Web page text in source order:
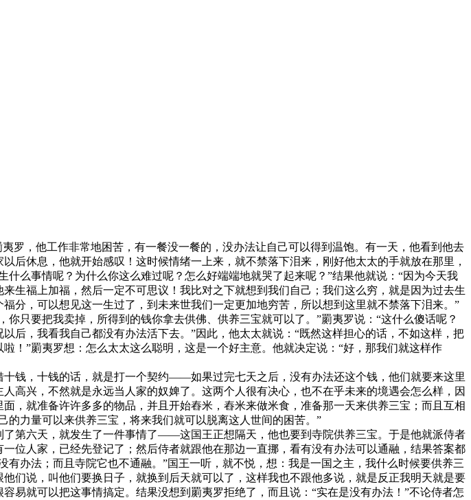
，他工作非常地困苦，有一餐没一餐的，没办法让自己可以得到温饱。有一天，他看到他去
休息，他就开始感叹！这时候情绪一上来，就不禁落下泪来，刚好他太太的手就放在那里，
么事情呢？为什么你这么难过呢？怎么好端端地就哭了起来呢？”结果他就说：“因为今天我
生福上加福，然后一定不可思议！我比对之下就想到我们自己；我们这么穷，就是因为过去生
分，可以想见这一生过了，到未来世我们一定更加地穷苦，所以想到这里就不禁落下泪来。”
要把我卖掉，所得到的钱你拿去供佛、供养三宝就可以了。”罽夷罗说：“这什么傻话呢？
后，我看我自己都没有办法活下去。”因此，他太太就说：“既然这样担心的话，不如这样，把
！”罽夷罗想：怎么太太这么聪明，这是一个好主意。他就决定说：“好，那我们就这样作
，十钱的话，就是打一个契约——如果过完七天之后，没有办法还这个钱，他们就要来这里
高兴，不然就是永远当人家的奴婢了。这两个人很有决心，也不在乎未来的境遇会怎么样，因
，就准备许许多多的物品，并且开始舂米，舂米来做米食，准备那一天来供养三宝；而且互相
力量可以来供养三宝，将来我们就可以脱离这人世间的困苦。”
六天，就发生了一件事情了——这国王正想隔天，他也要到寺院供养三宝。于是他就派侍者
位人家，已经先登记了；然后侍者就跟他在那边一直挪，看有没有办法可以通融，结果答案都
办法；而且寺院它也不通融。”国王一听，就不悦，想：我是一国之主，我什么时候要供养三
们说，叫他们要换日子，就换到后天就可以了，这样我也不跟他多说，就是反正我明天就是要
易就可以把这事情搞定。结果没想到罽夷罗拒绝了，而且说：“实在是没有办法！”不论侍者怎